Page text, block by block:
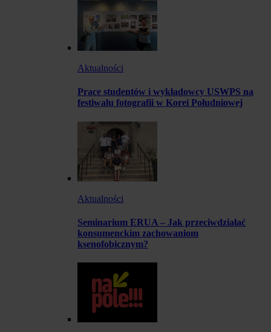
Aktualności
Prace studentów i wykładowcy USWPS na
festiwalu fotografii w Korei Południowej
Aktualności
Seminarium ERUA – Jak przeciwdziałać
konsumenckim zachowaniom
ksenofobicznym?